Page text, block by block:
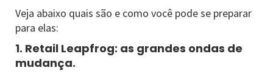
Veja abaixo quais são e como você pode se preparar
para elas:
1. Retail Leapfrog: as grandes ondas de
mudança.